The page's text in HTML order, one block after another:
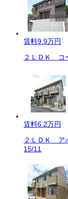
賃料9.9万円
２ＬＤＫ コ
賃料6.2万円
２ＬＤＫ ア
15/11